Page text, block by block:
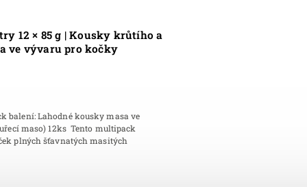
12 × 85 g | Kousky krůtího a
ve vývaru pro kočky
balení: Lahodné kousky masa ve
maso) 12ks Tento multipack
plných šťavnatých masitých